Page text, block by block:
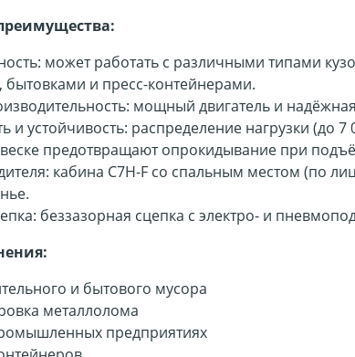
может работать с различными типами
бытовками и пресс-контейнерами.
мощный двигатель и
и устойчивость: распределение нагрузки (до
предотвращают опрокидывание при
кабина C7H-F со спальным местом (по
беззазорная сцепка с электро- и
и бытового мусора
металлолома
предприятиях